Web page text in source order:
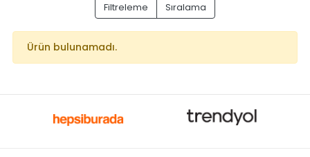
Filtreleme Sıralama
Ürün bulunamadı.